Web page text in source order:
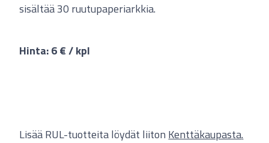
sisältää 30 ruutupaperiarkkia.
Hinta: 6 € / kpl
Lisää RUL-tuotteita löydät liiton Kenttäkaupasta.